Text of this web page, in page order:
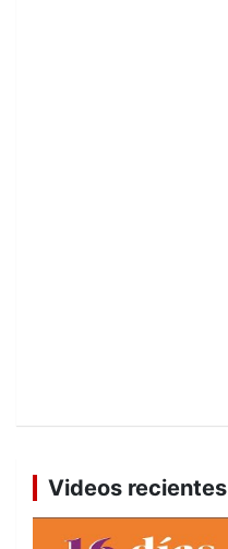
Videos recientes